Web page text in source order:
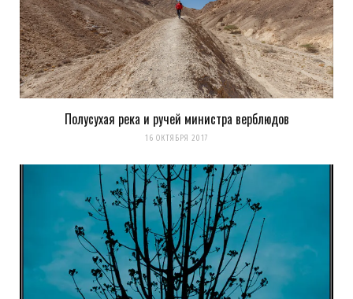
Полусухая река и ручей министра верблюдов
16 ОКТЯБРЯ 2017